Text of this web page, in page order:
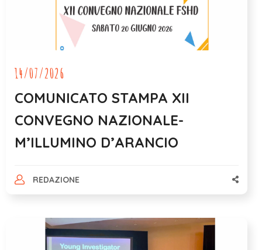
14/07/2026
COMUNICATO STAMPA XII
CONVEGNO NAZIONALE-
M’ILLUMINO D’ARANCIO
REDAZIONE